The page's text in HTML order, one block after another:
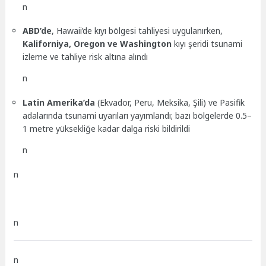
n
ABD’de, Hawaii’de kıyı bölgesi tahliyesi uygulanırken,
Kaliforniya, Oregon ve Washington kıyı şeridi tsunami
izleme ve tahliye risk altına alındı
n
Latin Amerika’da (Ekvador, Peru, Meksika, Şili) ve Pasifik
adalarında tsunami uyarıları yayımlandı; bazı bölgelerde 0.5–
1 metre yüksekliğe kadar dalga riski bildirildi
n
n
n
n